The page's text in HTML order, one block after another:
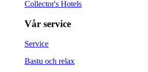
Collector's Hotels
Vår service
Service
Bastu och relax